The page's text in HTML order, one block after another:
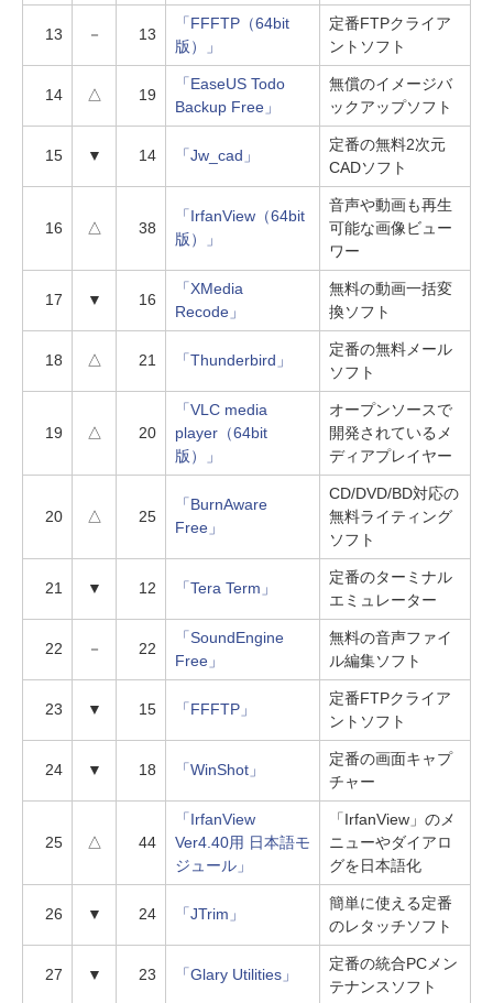
13 － 13
「FFFTP（64bit
版）」
定番FTPクライア
ントソフト
14 △ 19
「EaseUS Todo
Backup Free」
無償のイメージバ
ックアップソフト
15 ▼ 14 「Jw_cad」
定番の無料2次元
CADソフト
16 △ 38
「IrfanView（64bit
版）」
音声や動画も再生
可能な画像ビュー
ワー
17 ▼ 16
「XMedia
Recode」
無料の動画一括変
換ソフト
18 △ 21 「Thunderbird」
定番の無料メール
ソフト
19 △ 20
「VLC media
player（64bit
版）」
オープンソースで
開発されているメ
ディアプレイヤー
20 △ 25
「BurnAware
Free」
CD/DVD/BD対応の
無料ライティング
ソフト
21 ▼ 12 「Tera Term」
定番のターミナル
エミュレーター
22 － 22
「SoundEngine
Free」
無料の音声ファイ
ル編集ソフト
23 ▼ 15 「FFFTP」
定番FTPクライア
ントソフト
24 ▼ 18 「WinShot」
定番の画面キャプ
チャー
25 △ 44
「IrfanView
Ver4.40用 日本語モ
ジュール」
「IrfanView」のメ
ニューやダイアロ
グを日本語化
26 ▼ 24 「JTrim」
簡単に使える定番
のレタッチソフト
27 ▼ 23 「Glary Utilities」
定番の統合PCメン
テナンスソフト